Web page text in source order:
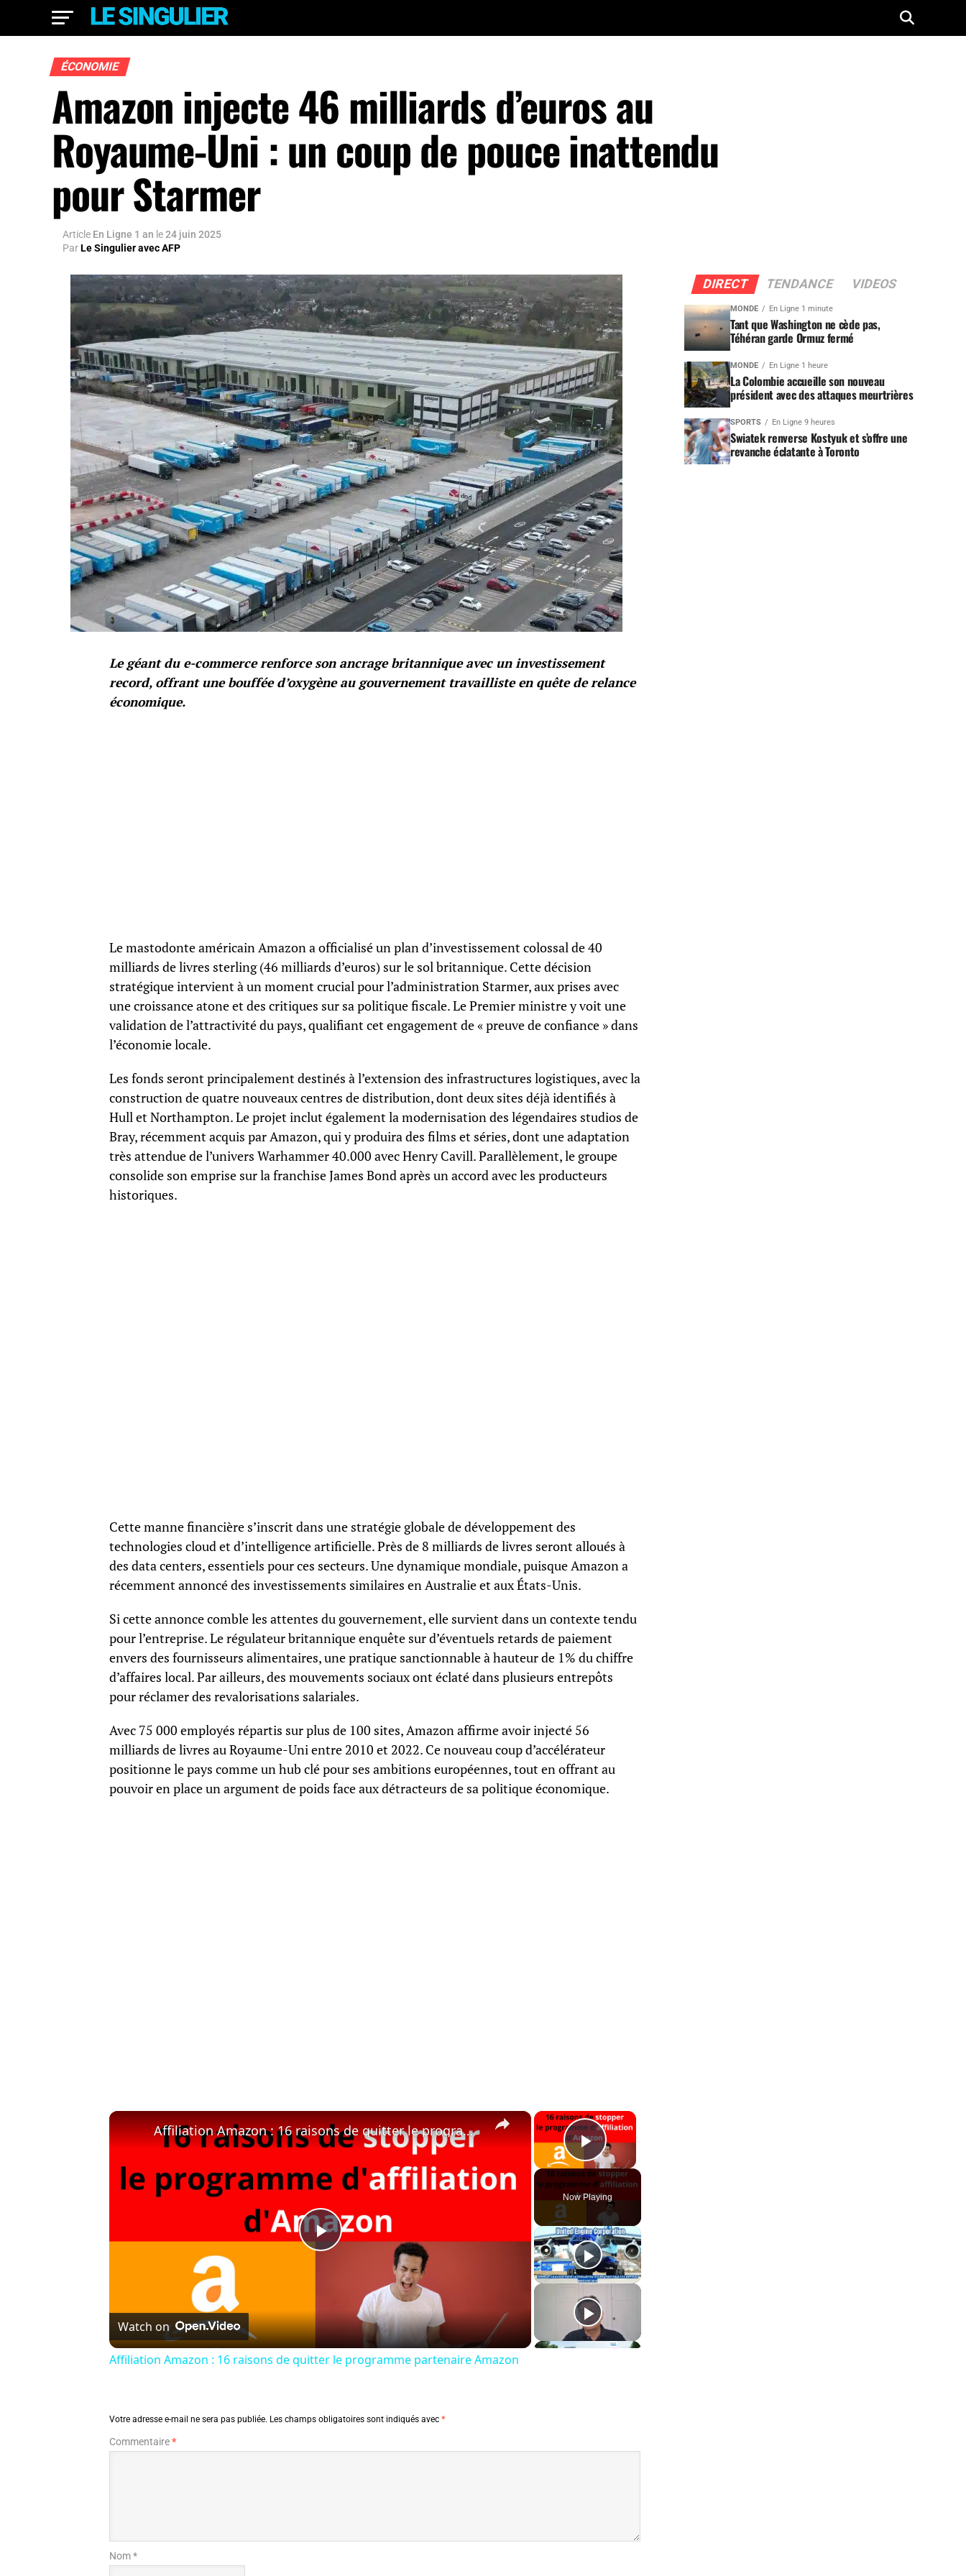
ÉCONOMIE
Amazon injecte 46 milliards d’euros au
Royaume-Uni : un coup de pouce inattendu
pour Starmer
Article En Ligne 1 an le24 juin 2025
ParLe Singulier avec AFP
Le géant du e-commerce renforce son ancrage britannique avec un investissement
record, offrant une bouffée d’oxygène au gouvernement travailliste en quête de relance
économique.
Le mastodonte américain Amazon a officialisé un plan d’investissement colossal de 40
milliards de livres sterling (46 milliards d’euros) sur le sol britannique. Cette décision
stratégique intervient à un moment crucial pour l’administration Starmer, aux prises avec
une croissance atone et des critiques sur sa politique fiscale. Le Premier ministre y voit une
validation de l’attractivité du pays, qualifiant cet engagement de « preuve de confiance » dans
l’économie locale.
Les fonds seront principalement destinés à l’extension des infrastructures logistiques, avec la
construction de quatre nouveaux centres de distribution, dont deux sites déjà identifiés à
Hull et Northampton. Le projet inclut également la modernisation des légendaires studios de
Bray, récemment acquis par Amazon, qui y produira des films et séries, dont une adaptation
très attendue de l’univers Warhammer 40.000 avec Henry Cavill. Parallèlement, le groupe
consolide son emprise sur la franchise James Bond après un accord avec les producteurs
historiques.
Cette manne financière s’inscrit dans une stratégie globale de développement des
technologies cloud et d’intelligence artificielle. Près de 8 milliards de livres seront alloués à
des data centers, essentiels pour ces secteurs. Une dynamique mondiale, puisque Amazon a
récemment annoncé des investissements similaires en Australie et aux États-Unis.
Si cette annonce comble les attentes du gouvernement, elle survient dans un contexte tendu
pour l’entreprise. Le régulateur britannique enquête sur d’éventuels retards de paiement
envers des fournisseurs alimentaires, une pratique sanctionnable à hauteur de 1% du chiffre
d’affaires local. Par ailleurs, des mouvements sociaux ont éclaté dans plusieurs entrepôts
pour réclamer des revalorisations salariales.
Avec 75 000 employés répartis sur plus de 100 sites, Amazon affirme avoir injecté 56
milliards de livres au Royaume-Uni entre 2010 et 2022. Ce nouveau coup d’accélérateur
positionne le pays comme un hub clé pour ses ambitions européennes, tout en offrant au
pouvoir en place un argument de poids face aux détracteurs de sa politique économique.
×
Play Video
Now Playing
×
Play
Video
Affiliation Amazon : 16 raisons de quitter le programme partenaire Amazon
Watch on
Affiliation Amazon : 16 raisons de quitter le programme partenaire Amazon
Votre adresse e-mail ne sera pas publiée. Les champs obligatoires sont indiqués avec *
Commentaire*
Nom *
DIRECT TENDANCE VIDEOS
MONDE En Ligne 1 minute
Tant que Washington ne cède pas,
Téhéran garde Ormuz fermé
MONDE En Ligne 1 heure
La Colombie accueille son nouveau
président avec des attaques meurtrières
SPORTS En Ligne 9 heures
Swiatek renverse Kostyuk et s’offre une
revanche éclatante à Toronto